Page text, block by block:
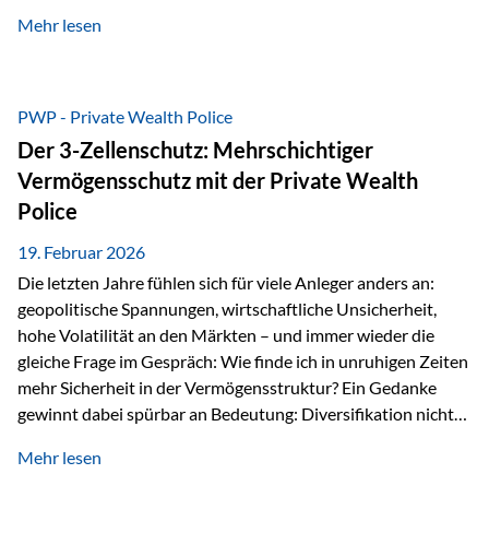
Dynamik in das Jahr 2026 gestartet. Zwischen dem
Währungen: +11,5 % Bereits 2025 war ein außergewöhnlich
starkes Jahr: +64,4 % in USD Durchschnitt über alle
Währungen: +56,6 % Langfristig zeigt sich ebenfalls ein
solides…
Mehr lesen
PWP - Private Wealth Police
Der 3-Zellenschutz: Mehrschichtiger
Vermögensschutz mit der Private Wealth
Police
19. Februar 2026
Die letzten Jahre fühlen sich für viele Anleger anders an:
geopolitische Spannungen, wirtschaftliche Unsicherheit,
hohe Volatilität an den Märkten – und immer wieder die
gleiche Frage im Gespräch: Wie finde ich in unruhigen Zeiten
mehr Sicherheit in der Vermögensstruktur? Ein Gedanke
gewinnt dabei spürbar an Bedeutung: Diversifikation nicht
Wer Vermögen ausschließlich in einem Rechtsraum
Mehr lesen